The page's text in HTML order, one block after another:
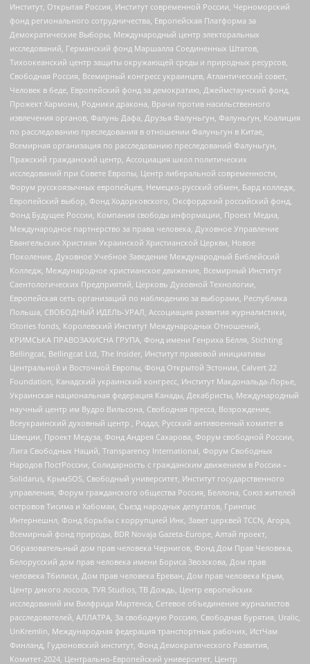
Институт, Открытая Россия, Институт современной России, Черноморский
фонд регионального сотрудничества, Европейская Платформа за
Демократические Выборы, Международный центр электоральных
исследований, Германский фонд Маршалла Соединенных Штатов,
Тихоокеанский центр защиты окружающей среды и природных ресурсов,
Свободная Россия, Всемирный конгресс украинцев, Атлантический совет,
Человек в беде, Европейский фонд за демократию, Джеймстаунский фонд,
Прожект Хармони, Родники дракона, Врачи против насильственного
извлечения органов, Фалунь Дафа, Друзья Фалуньгун, Фалуньгун, Коалиция
по расследованию преследования в отношении Фалуньгун в Китае,
Всемирная организация по расследованию преследований Фалуньгун,
Пражский гражданский центр, Ассоциация школ политических
исследований при Совете Европы, Центр либеральной современности,
Форум русскоязычных европейцев, Немецко-русский обмен, Бард колледж,
Европейский выбор, Фонд Ходорковского, Оксфордский российский фонд,
Фонд Будущее России, Компания свободы информации, Проект Медиа,
Международное партнерство за права человека, Духовное Управление
Евангельских Христиан Украинской Христианской Церкви, Новое
Поколение, Духовное Учебное Заведение Международный Библейский
Колледж, Международное христианское движение, Всемирный Институт
Саентологических Предприятий, Церковь Духовной Технологии,
Европейская сеть организаций по наблюдению за выборами, Республика
Польша, СВОБОДНЫЙ ИДЕЛЬ-УРАЛ, Ассоциация развития журналистики,
IStories fonds, Королевский Институт Международных Отношений,
КРИМСЬКА ПРАВОЗАХИСНА ГРУПА, Фонд имени Генриха Бёлля, Stichting
Bellingcat, Bellingcat Ltd, The Insider, Институт правовой инициативы
Центральной и Восточной Европы, Фонд Открытой Эстонии, Calvert 22
Foundation, Канадский украинский конгресс, Институт Макдональда-Лорье,
Украинская национальная федерация Канады, Декабристы, Международный
научный центр им Вудро Вильсона, Свободная пресса, Возрождение,
Всеукраинский духовный центр , Риддл, Русский антивоенный комитет в
Швеции, Проект Медуза, Фонд Андрея Сахарова, Форум свободной России,
Лига Свободных Наций, Transparеncy International, Форум Свободных
Народов ПостРоссии, Солидарность с гражданским движением в России –
Solidarus, КрымSOS, Свободный университет, Институт государственного
управления, Форум гражданского общества Россия, Беллона, Союз жителей
островов Тисима и Хабомаи, Съезд народных депутатов, Гринпис
Интернешнл, Фонд борьбы с коррупцией Инк, Завет церквей TCCN, Агора,
Всемирный фонд природы, BDR Novaja Gazeta-Europe, Алтай проект,
Образовательный дом прав человека Чернигов, Фонд Дом Прав Человека,
Белорусский дом прав человека имени Бориса Звозскова, Дом прав
человека Тбилиси, Дом прав человека Ереван, Дом прав человека Крым,
Центр дикого лосося, TVR Studios, ТВ Дождь, Центр европейских
исследований им Вилфрида Мартенса, Сетевое объединение журналистов
расследователей, АЛЛАТРА, За свободную Россию, Свободная Бурятия, Uralic,
UnKremlin, Международная федерация транспортных рабочих, ИстЧам
Финланд, Гудзоновский институт, Фонд Демократического Развития,
Комитет-2024, Центрально-Европейский университет, Центр